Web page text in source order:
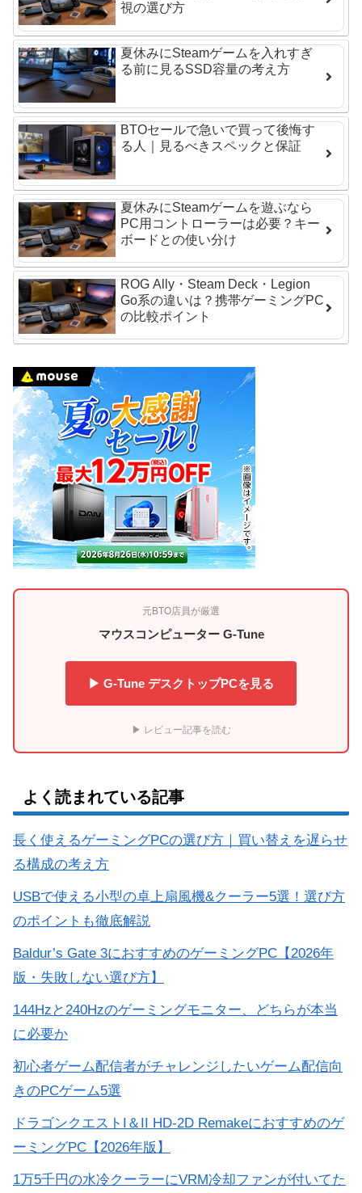
視の選び方
夏休みにSteamゲームを入れすぎ
る前に見るSSD容量の考え方
BTOセールで急いで買って後悔す
る人｜見るべきスペックと保証
夏休みにSteamゲームを遊ぶなら
PC用コントローラーは必要？キー
ボードとの使い分け
ROG Ally・Steam Deck・Legion
Go系の違いは？携帯ゲーミングPC
の比較ポイント
元BTO店員が厳選
マウスコンピューター G-Tune
▶ G-Tune デスクトップPCを見る
▶ レビュー記事を読む
よく読まれている記事
長く使えるゲーミングPCの選び方｜買い替えを遅らせ
る構成の考え方
USBで使える小型の卓上扇風機&クーラー5選！選び方
のポイントも徹底解説
Baldur’s Gate 3におすすめのゲーミングPC【2026年
版・失敗しない選び方】
144Hzと240Hzのゲーミングモニター、どちらが本当
に必要か
初心者ゲーム配信者がチャレンジしたいゲーム配信向
きのPCゲーム5選
ドラゴンクエストI＆II HD-2D Remakeにおすすめのゲ
ーミングPC【2026年版】
1万5千円の水冷クーラーにVRM冷却ファンが付いてた